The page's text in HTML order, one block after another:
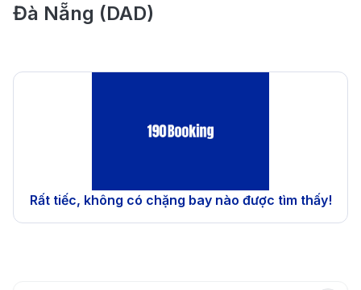
Đà Nẵng (DAD)
Rất tiếc, không có chặng bay nào được tìm thấy!